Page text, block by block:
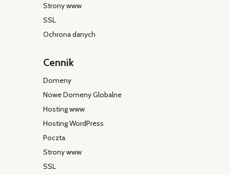
Strony www
SSL
Ochrona danych
Cennik
Domeny
Nowe Domeny Globalne
Hosting www
Hosting WordPress
Poczta
Strony www
SSL